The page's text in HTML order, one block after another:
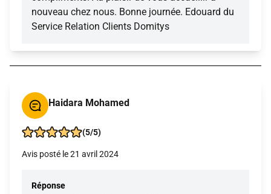
nouveau chez nous. Bonne journée. Edouard du
Service Relation Clients Domitys
Haidara Mohamed
(5/5)
Avis posté le 21 avril 2024
Réponse